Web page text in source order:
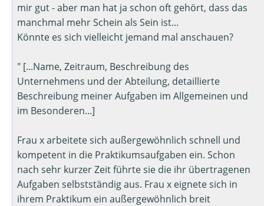
mir gut - aber man hat ja schon oft gehört, dass das
manchmal mehr Schein als Sein ist...
Könnte es sich vielleicht jemand mal anschauen?
" [...Name, Zeitraum, Beschreibung des
Unternehmens und der Abteilung, detaillierte
Beschreibung meiner Aufgaben im Allgemeinen und
im Besonderen...]
Frau x arbeitete sich außergewöhnlich schnell und
kompetent in die Praktikumsaufgaben ein. Schon
nach sehr kurzer Zeit führte sie die ihr übertragenen
Aufgaben selbstständig aus. Frau x eignete sich in
ihrem Praktikum ein außergewöhnlich breit